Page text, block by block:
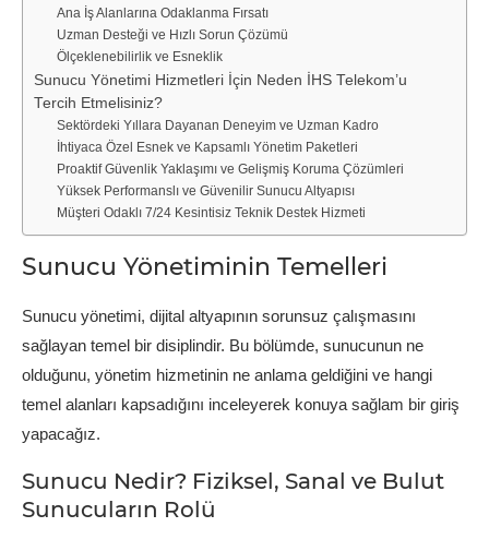
Ana İş Alanlarına Odaklanma Fırsatı
Uzman Desteği ve Hızlı Sorun Çözümü
Ölçeklenebilirlik ve Esneklik
Sunucu Yönetimi Hizmetleri İçin Neden İHS Telekom’u
Tercih Etmelisiniz?
Sektördeki Yıllara Dayanan Deneyim ve Uzman Kadro
İhtiyaca Özel Esnek ve Kapsamlı Yönetim Paketleri
Proaktif Güvenlik Yaklaşımı ve Gelişmiş Koruma Çözümleri
Yüksek Performanslı ve Güvenilir Sunucu Altyapısı
Müşteri Odaklı 7/24 Kesintisiz Teknik Destek Hizmeti
Sunucu Yönetiminin Temelleri
Sunucu yönetimi, dijital altyapının sorunsuz çalışmasını
sağlayan temel bir disiplindir. Bu bölümde, sunucunun ne
olduğunu, yönetim hizmetinin ne anlama geldiğini ve hangi
temel alanları kapsadığını inceleyerek konuya sağlam bir giriş
yapacağız.
Sunucu Nedir? Fiziksel, Sanal ve Bulut
Sunucuların Rolü